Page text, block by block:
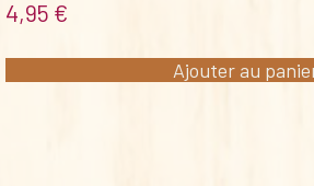
4,95 €
Ajouter au